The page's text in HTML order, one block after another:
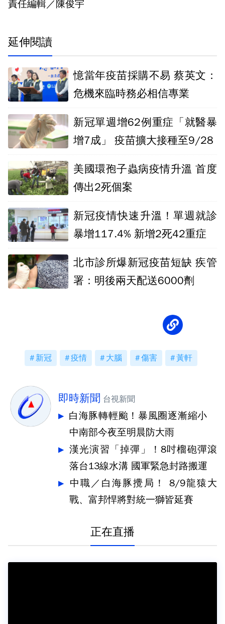
責任編輯／陳俊宇
延伸閱讀
憶當年疫苗採購不易 蔡英文：
危機來臨時務必相信專業
新冠單週增62例重症「就醫暴
增7成」 疫苗擴大接種至9/28
美國環孢子蟲病疫情升溫 首度
傳出2死個案
新冠疫情快速升溫！單週就診
暴增117.4% 新增2死42重症
北市診所爆新冠疫苗短缺 疾管
署：明後兩天配送6000劑
新冠 疫情 大腦 傷害 黃軒
即時新聞 台視新聞
白海豚轉輕颱！暴風圈逐漸縮小
中南部今夜至明晨防大雨
漢光演習「掉彈」！8吋榴砲彈滾
落台13線水溝 國軍緊急封路搬運
中職／白海豚攪局！ 8/9龍猿大
戰、富邦悍將對統一獅皆延賽
正在直播